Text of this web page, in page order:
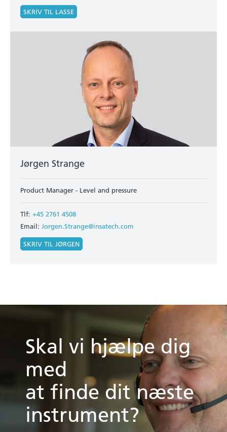
SKRIV TIL LASSE
Jørgen Strange
Product Manager - Level and pressure
Tlf: +45 2761 4508
Email: Jorgen.Strange@insatech.com
SKRIV TIL JØRGEN
Skal vi hjælpe dig
med
at finde dit næste
instrument?